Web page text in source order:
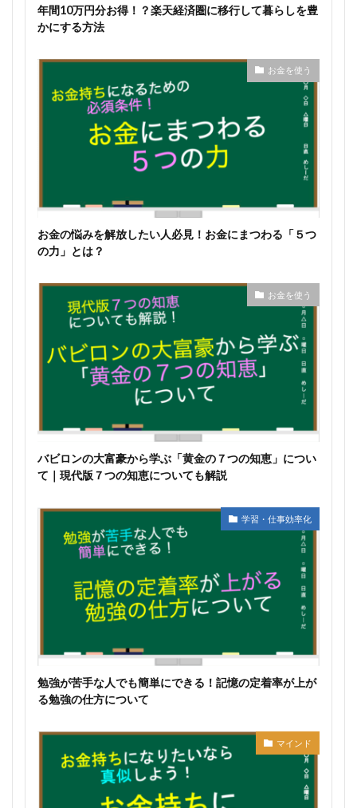
年間10万円分お得！？楽天経済圏に移行して暮らしを豊
かにする方法
お金を使う
お金の悩みを解放したい人必見！お金にまつわる「５つ
の力」とは？
お金を使う
バビロンの大富豪から学ぶ「黄金の７つの知恵」につい
て｜現代版７つの知恵についても解説
学習・仕事効率化
勉強が苦手な人でも簡単にできる！記憶の定着率が上が
る勉強の仕方について
マインド